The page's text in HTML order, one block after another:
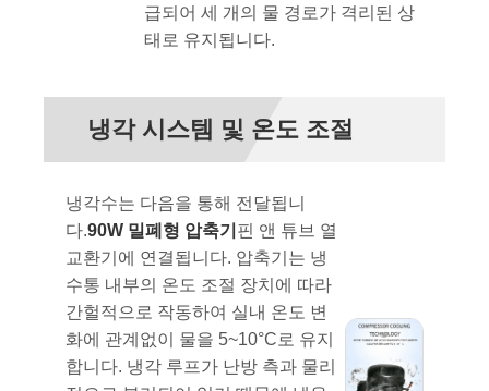
급되어 세 개의 물 경로가 격리된 상
태로 유지됩니다.
냉각 시스템 및 온도 조절
냉각수는 다음을 통해 전달됩니
다.90W 밀폐형 압축기 핀 앤 튜브 열
교환기에 연결됩니다. 압축기는 냉
수통 내부의 온도 조절 장치에 따라
간헐적으로 작동하여 실내 온도 변
화에 관계없이 물을 5~10°C로 유지
합니다. 냉각 루프가 난방 측과 물리